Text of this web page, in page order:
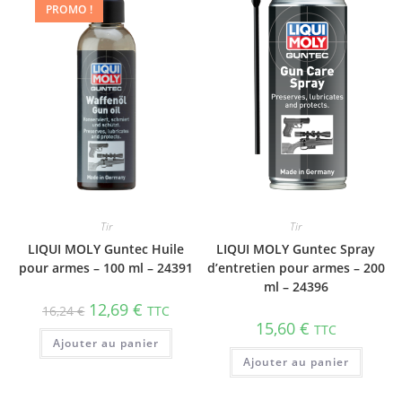
PROMO !
Tir
LIQUI MOLY Guntec Huile
pour armes – 100 ml – 24391
16,24€ 12,69€ TTC
Ajouter au panier
Tir
LIQUI MOLY Guntec Spray
d’entretien pour armes – 200
ml – 24396
15,60 € TTC
Ajouter au panier